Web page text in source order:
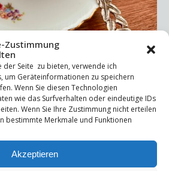
Zustimmung
der Seite zu bieten, verwende ich
um Geräteinformationen zu speichern
Wenn Sie diesen Technologien
wie das Surfverhalten oder eindeutige IDs
Wenn Sie Ihre Zustimmung nicht erteilen
bestimmte Merkmale und Funktionen
Akzeptieren
zum Ritual In der Hektik des Alltags
wohltuend es ist, einen Moment
ostfriesische Teezeremonie
– und mit allen Sinnen zu
Anleitung, um das Ritual
Schritt-für-Schritt-Anleitung 1.
3. Kandis platzieren 4.